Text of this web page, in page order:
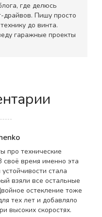
где делюсь
драйвов. Пишу просто
до винта.
гаражные проекты
про технические
своё время именно эта
стала
взяли все остальные
остекление тоже
тех лет и добавляло
высоких скоростях.